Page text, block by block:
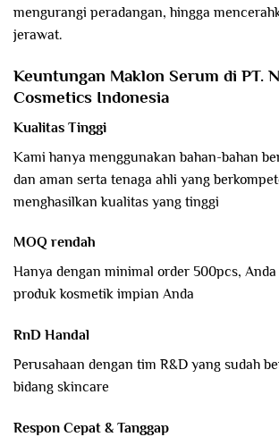
mengurangi peradangan, hingga
jerawat.
Keuntungan Maklon Serum di PT.
Cosmetics Indonesia
Kualitas Tinggi
Kami hanya menggunakan bahan-bahan
dan aman serta tenaga ahli yang
menghasilkan kualitas yang tinggi
MOQ rendah
Hanya dengan minimal order 500pcs,
produk kosmetik impian Anda
RnD Handal
Perusahaan dengan tim R&D yang sudah
bidang skincare
Respon Cepat & Tanggap